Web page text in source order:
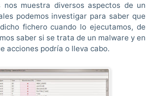
nos muestra diversos aspectos de un
podemos investigar para saber que
fichero cuando lo ejecutamos, de
saber si se trata de un malware y en
acciones podría o lleva cabo.